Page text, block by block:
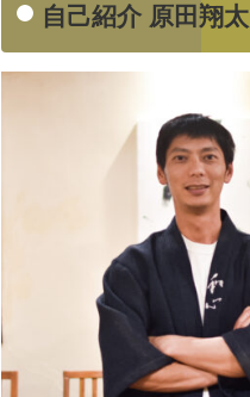
自己紹介 原田翔太